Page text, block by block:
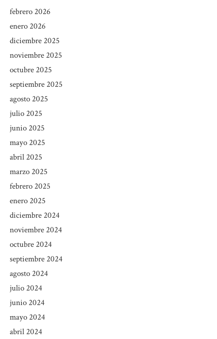
febrero 2026
enero 2026
diciembre 2025
noviembre 2025
octubre 2025
septiembre 2025
agosto 2025
julio 2025
junio 2025
mayo 2025
abril 2025
marzo 2025
febrero 2025
enero 2025
diciembre 2024
noviembre 2024
octubre 2024
septiembre 2024
agosto 2024
julio 2024
junio 2024
mayo 2024
abril 2024